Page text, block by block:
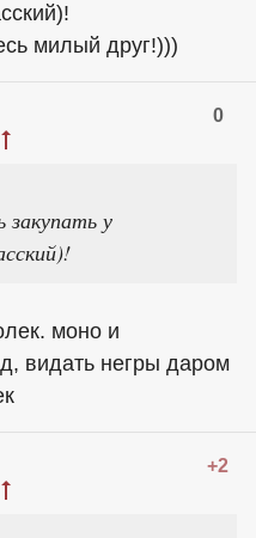
милый друг!)))
0
у
моно и
видать негры даром
+2